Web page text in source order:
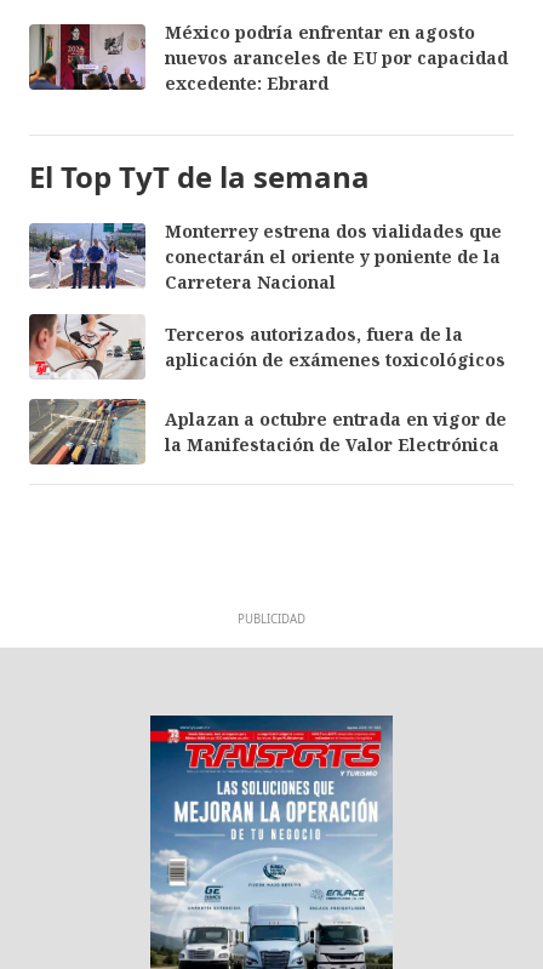
México podría enfrentar en agosto
nuevos aranceles de EU por capacidad
excedente: Ebrard
El Top TyT de la semana
Monterrey estrena dos vialidades que
conectarán el oriente y poniente de la
Carretera Nacional
Terceros autorizados, fuera de la
aplicación de exámenes toxicológicos
Aplazan a octubre entrada en vigor de
la Manifestación de Valor Electrónica
PUBLICIDAD